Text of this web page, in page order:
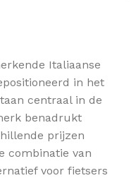
Italiaanse
in het
centraal in de
benadrukt
prijzen
combinatie van
voor fietsers